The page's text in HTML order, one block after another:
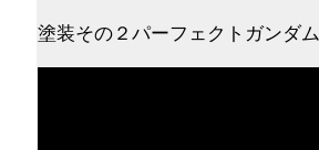
塗装その２パーフェクトガンダム